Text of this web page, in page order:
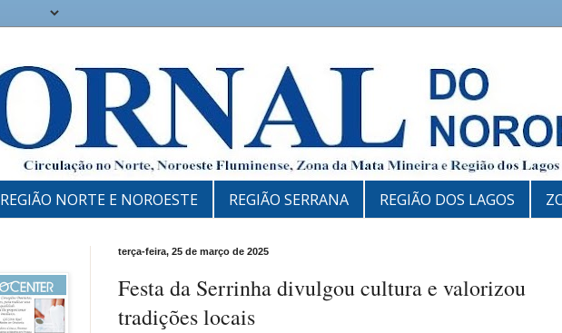
REGIÃO NORTE E NOROESTE REGIÃO SERRANA REGIÃO DOS LAGOS
terça-feira, 25 de março de 2025
Festa da Serrinha divulgou cultura e valorizou
tradições locais